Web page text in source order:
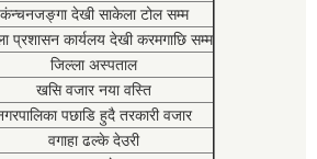
कंन्चनजङ्गा देखी साकेला टोल सम्म
प्रशासन कार्यलय देखी करमगाछि सम्म
जिल्ला अस्पताल
खसि वजार नया वस्ति
पछाडि हुदै तरकारी वजार
वगाहा ढल्के देउरी